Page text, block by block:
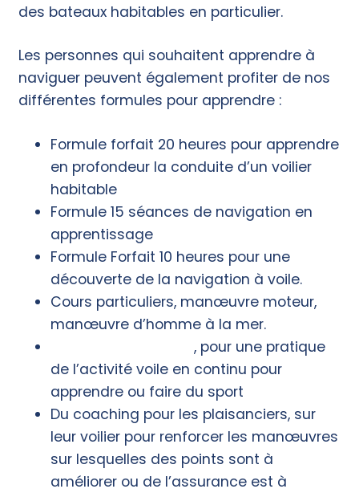
des bateaux habitables en particulier.
Les personnes qui souhaitent apprendre à
naviguer peuvent également profiter de nos
différentes formules pour apprendre :
Formule forfait 20 heures pour apprendre
en profondeur la conduite d’un voilier
habitable
Formule 15 séances de navigation en
apprentissage
Formule Forfait 10 heures pour une
découverte de la navigation à voile.
Cours particuliers, manœuvre moteur,
manœuvre d’homme à la mer.
, pour une pratique
de l’activité voile en continu pour
apprendre ou faire du sport
Du coaching pour les plaisanciers, sur
leur voilier pour renforcer les manœuvres
sur lesquelles des points sont à
améliorer ou de l’assurance est à